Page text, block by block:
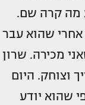
מה קרה שם.
שהוא עבר
מכירה. שרון
וצוחק. היום
שהוא יודע